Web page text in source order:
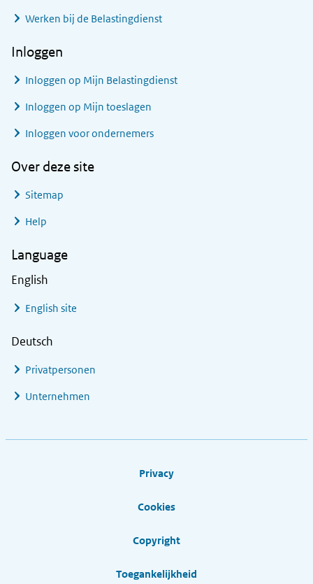
Werken bij de Belastingdienst
Inloggen
Inloggen op Mijn Belastingdienst
Inloggen op Mijn toeslagen
Inloggen voor ondernemers
Over deze site
Sitemap
Help
Language
English
English site
Deutsch
Privatpersonen
Unternehmen
Privacy
Cookies
Copyright
Toegankelijkheid